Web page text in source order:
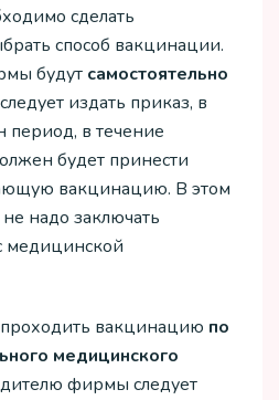
сделать
способ вакцинации.
будут самостоятельно
издать приказ, в
период, в течение
будет принести
вакцинацию. В этом
надо заключать
медицинской
проходить вакцинацию по
медицинского
фирмы следует